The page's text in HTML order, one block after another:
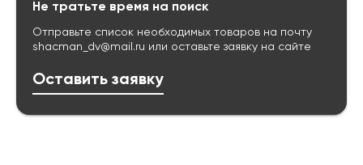
Не тратьте время на поиск
Отправьте список необходимых товаров на почту
shacman_dv@mail.ru или оставьте заявку на сайте
Оставить заявку